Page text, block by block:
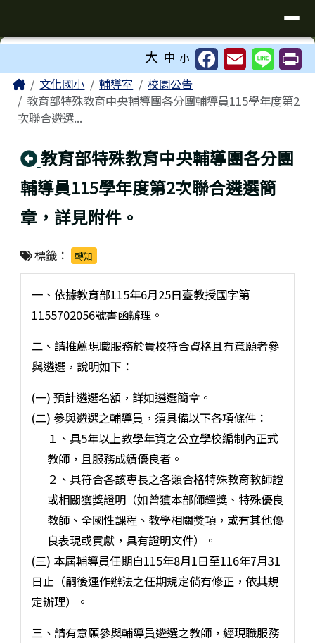
⏸
大 中 小
主內容區域
Home文化國小 輔導室
校園公告
教育部特殊教育中央輔導團各分團輔導員115學年度第2
次聯合遴選...
回上頁
教育部特殊教育中央輔導團各分團
輔導員115學年度第2次聯合遴選簡
章，詳見附件。
標籤： 轉知
一、依據教育部115年6月25日臺教授國字第
1155702056號書函辦理。
二、請推薦現職服務於貴校符合資格且有意願者參
與遴選，說明如下：
(一) 預計遴選名額，詳如遴選簡章。
(二) 參與遴選之輔導員，須具備以下各項條件：
１、具5年以上教學年資之公立學校編制內正式
教師，且服務成績優良者。
２、具符合各該專長之各類合格特殊教育教師證
或相關獲獎證明（如曾獲本部師鐸獎、特殊優良
教師、全國性課程、教學相關獎項，或有其他優
良表現或貢獻，具有證明文件）。
(三) 本屆輔導員任期自115年8月1日至116年7月31
日止（嗣後運作辦法之任期規定倘有修正，依其規
定辦理）。
三、請有意願參與輔導員遴選之教師，經現職服務
頁尾區域